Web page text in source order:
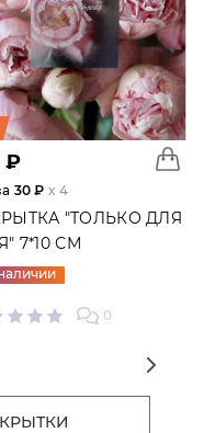
₽
30 ₽ x 4
"ТОЛЬКО ДЛЯ
7*10 СМ
0